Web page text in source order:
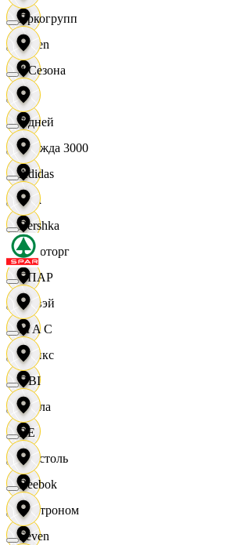
Seven
XC
Одежда 3000
Zara
Агроторг
Амвэй
Аникс
Билла
Бристоль
Быстроном
Яркогрупп
4 Сезона
7 дней
Adidas
Bershka
СПАР
M A C
OBI
RE
Reebok
Seven